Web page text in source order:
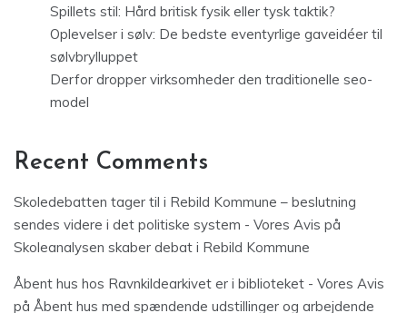
Spillets stil: Hård britisk fysik eller tysk taktik?
Oplevelser i sølv: De bedste eventyrlige gaveidéer til
sølvbrylluppet
Derfor dropper virksomheder den traditionelle seo-
model
Recent Comments
Skoledebatten tager til i Rebild Kommune – beslutning
sendes videre i det politiske system - Vores Avis på
Skoleanalysen skaber debat i Rebild Kommune
Åbent hus hos Ravnkildearkivet er i biblioteket - Vores Avis
på Åbent hus med spændende udstillinger og arbejdende